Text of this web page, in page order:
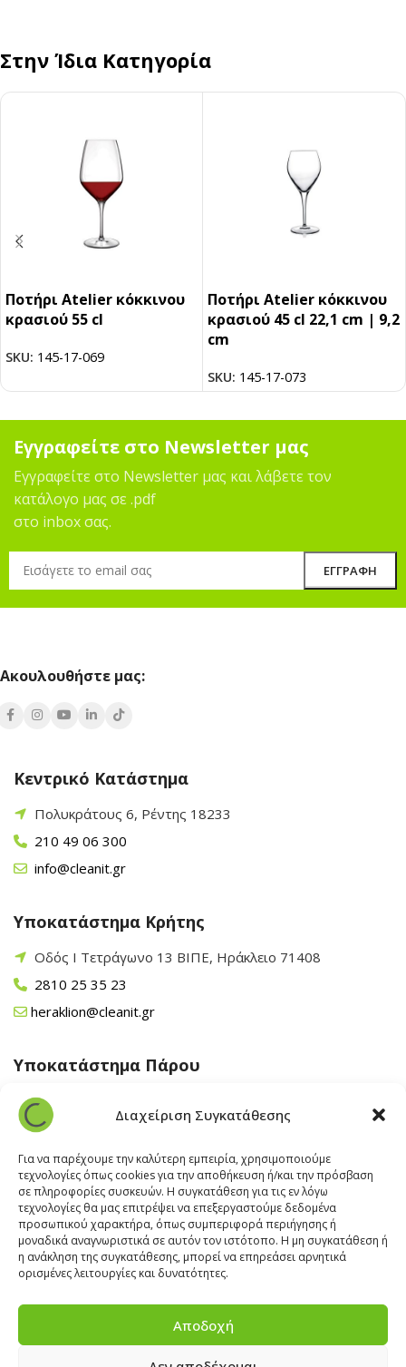
Διαχείριση Συγκατάθεσης
Για να παρέχουμε την καλύτερη εμπειρία, χρησιμοποιούμε
τεχνολογίες όπως cookies για την αποθήκευση ή/και την πρόσβαση
σε πληροφορίες συσκευών. Η συγκατάθεση για τις εν λόγω
τεχνολογίες θα μας επιτρέψει να επεξεργαστούμε δεδομένα
προσωπικού χαρακτήρα, όπως συμπεριφορά περιήγησης ή
μοναδικά αναγνωριστικά σε αυτόν τον ιστότοπο. Η μη συγκατάθεση ή
η ανάκληση της συγκατάθεσης, μπορεί να επηρεάσει αρνητικά
ορισμένες λειτουργίες και δυνατότητες.
Αποδοχή
Στην Ίδια Κατηγορία
Ποτήρι Atelier κόκκινου
κρασιού 55 cl
SKU: 145-17-069
Ποτήρι Atelier κόκκινου
κρασιού 45 cl 22,1 cm | 9,2
cm
SKU: 145-17-073
Εγγραφείτε στο Newsletter μας
Εγγραφείτε στο Newsletter μας και λάβετε τον
κατάλογο μας σε .pdf
στο inbox σας.
Ακουλουθήστε μας:
Κεντρικό Κατάστημα
Πολυκράτους 6, Ρέντης 18233
210 49 06 300
info@cleanit.gr
Υποκατάστημα Κρήτης
Οδός Ι Τετράγωνο 13 ΒΙΠΕ, Ηράκλειο 71408
2810 25 35 23
heraklion@cleanit.gr
Υποκατάστημα Πάρου
Άγιος Βλάσης Αρχίλοχος, Πάρος 84400
22840 43 163
paros@cleanit.gr
Υποκατάστημα Σαντορίνης
Έξω Γωνία, Σαντορίνη847 00
22860 22322